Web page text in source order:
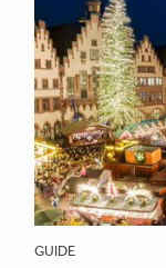
GUIDE